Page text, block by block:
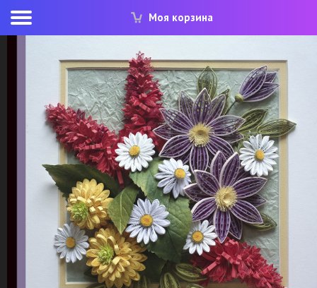
Моя корзина